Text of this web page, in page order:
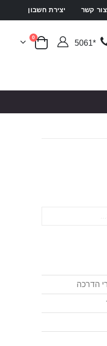
צור קשר יצירת חשבון
*5061
סל קניות
0פריטים
הדרכה